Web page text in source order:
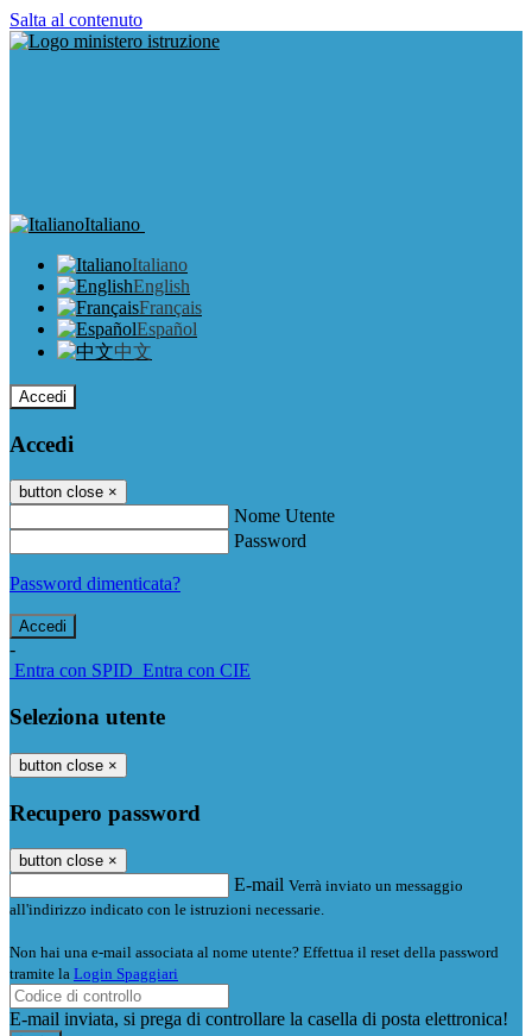
Salta al contenuto
Italiano
Italiano
English
Français
Español
中文
Accedi
Accedi
button close ×
Nome Utente
Password
Password dimenticata?
-
Entra con SPID Entra con CIE
Seleziona utente
button close ×
Recupero password
button close ×
E-mail Verrà inviato un messaggio
all'indirizzo indicato con le istruzioni necessarie.
Non hai una e-mail associata al nome utente? Effettua il reset della password
tramite la Login Spaggiari
E-mail inviata, si prega di controllare la casella di posta elettronica!